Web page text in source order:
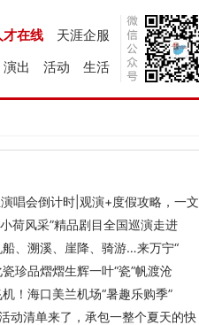
天涯企服
才在线
生活
活动
演出
唱会倒计时|观演+度假攻略，一文
荷风采”精品剧目全国巡演走进
、溯溪、崖降、骑游…来万宁“
珍品熠熠生辉一叶“瓷”帆渡沧
！海口美兰机场“暑趣乐购季”
动清单来了，承包一整个夏天的快